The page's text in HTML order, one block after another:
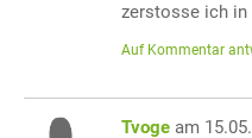
zerstosse ich in
Auf Kommentar
Tvoge am